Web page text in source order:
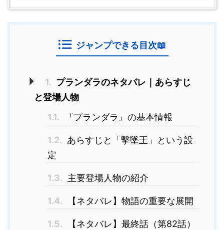
ジャンプできる目次📖
1. プランダラのネタバレ｜あらすじ
と登場人物
1.1.
『プランダラ』の基本情報
1.2. あらすじと「撃墜王」という設
定
1.3. 主要登場人物の紹介
1.4. 【ネタバレ】物語の重要な展開
1.5.
【ネタバレ】最終話（第82話）